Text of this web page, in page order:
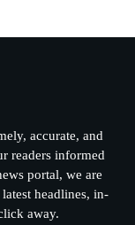
accurate, and
readers informed
portal, we are
headlines, in-
away.